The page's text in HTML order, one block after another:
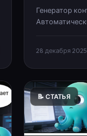
Генератор
28 декабря 2025
📝 СТАТЬЯ